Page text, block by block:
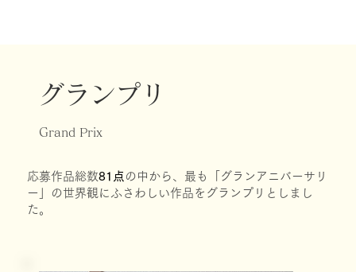
グランプリ
Grand Prix
応募作品総数81点 の中から、最も「グランアニバーサリ
ー」の世界観にふさわしい作品をグランプリとしまし
た。